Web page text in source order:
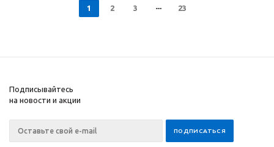
1 2 3 23
Подписывайтесь
на новости и акции